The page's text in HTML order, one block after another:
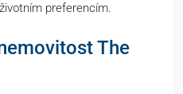
preferencím.
The